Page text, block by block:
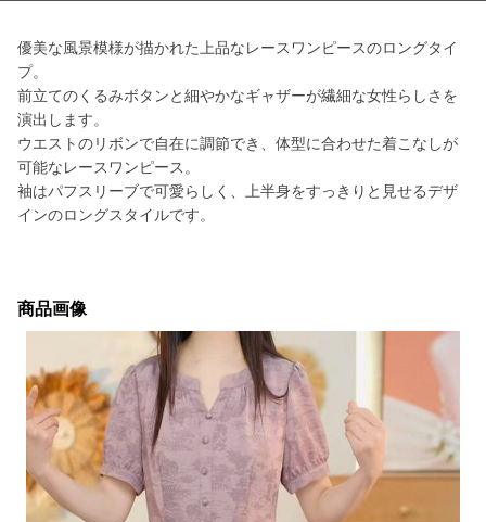
優美な風景模様が描かれた上品なレースワンピースのロングタイ
プ。
前立てのくるみボタンと細やかなギャザーが繊細な女性らしさを
演出します。
ウエストのリボンで自在に調節でき、体型に合わせた着こなしが
可能なレースワンピース。
袖はパフスリーブで可愛らしく、上半身をすっきりと見せるデザ
インのロングスタイルです。
商品画像